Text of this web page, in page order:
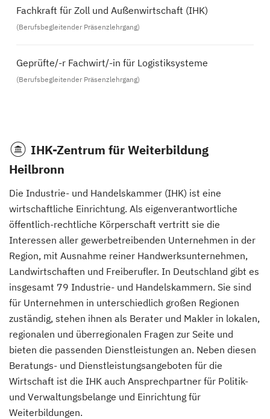
Fachkraft für Zoll und Außenwirtschaft (IHK)
(Berufsbegleitender Präsenzlehrgang)
Geprüfte/-r Fachwirt/-in für Logistiksysteme
(Berufsbegleitender Präsenzlehrgang)
IHK-Zentrum für Weiterbildung
Heilbronn
Die Industrie- und Handelskammer (IHK) ist eine
wirtschaftliche Einrichtung. Als eigenverantwortliche
öffentlich-rechtliche Körperschaft vertritt sie die
Interessen aller gewerbetreibenden Unternehmen in der
Region, mit Ausnahme reiner Handwerksunternehmen,
Landwirtschaften und Freiberufler. In Deutschland gibt es
insgesamt 79 Industrie- und Handelskammern. Sie sind
für Unternehmen in unterschiedlich großen Regionen
zuständig, stehen ihnen als Berater und Makler in lokalen,
regionalen und überregionalen Fragen zur Seite und
bieten die passenden Dienstleistungen an. Neben diesen
Beratungs- und Dienstleistungsangeboten für die
Wirtschaft ist die IHK auch Ansprechpartner für Politik-
und Verwaltungsbelange und Einrichtung für
Weiterbildungen.